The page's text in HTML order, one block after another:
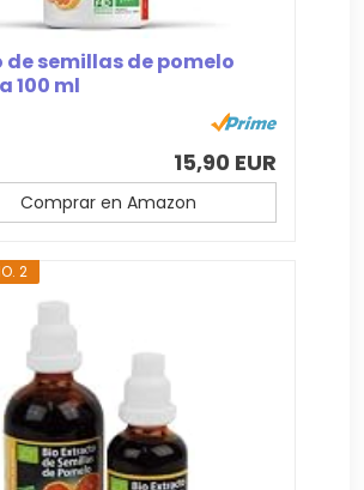
semillas de pomelo
100 ml
15,90 EUR
Comprar en Amazon
2